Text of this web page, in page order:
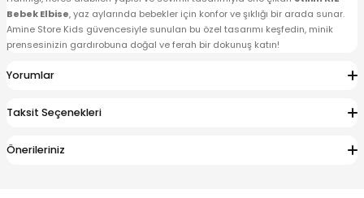
Bebek Elbise, yaz aylarında bebekler için konfor ve şıklığı bir arada sunar.
Amine Store Kids güvencesiyle sunulan bu özel tasarımı keşfedin, minik
prensesinizin gardırobuna doğal ve ferah bir dokunuş katın!
Yorumlar
Taksit Seçenekleri
Önerileriniz